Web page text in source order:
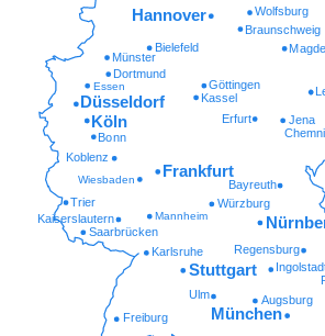
Freiburg
Augsburg
Ulm
Regensburg
Karlsruhe
Saarbrücken
Kaiserslautern Mannheim
Würzburg
Trier
Wiesbaden Bayreuth
Koblenz
Bonn
Erfurt Jena
Kassel
Göttingen
Essen
Dortmund
Münster
Bielefeld
Braunschweig
Wolfsburg
München
Stuttgart
Frankfurt
Köln
Düsseldorf
Hannover